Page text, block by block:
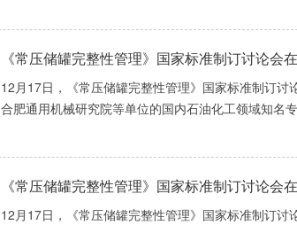
《常压储罐完整性管理》国家标准制订讨论会
12月17日，《常压储罐完整性管理》国家标准制订讨
合肥通用机械研究院等单位的国内石油化工领域知名
《常压储罐完整性管理》国家标准制订讨论会
12月17日，《常压储罐完整性管理》国家标准制订讨